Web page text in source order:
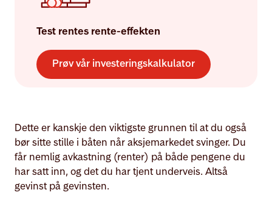
Test rentes rente-effekten
Prøv vår investeringskalkulator
Dette er kanskje den viktigste grunnen til at du også
bør sitte stille i båten når aksjemarkedet svinger. Du
får nemlig avkastning (renter) på både pengene du
har satt inn, og det du har tjent underveis. Altså
gevinst på gevinsten.